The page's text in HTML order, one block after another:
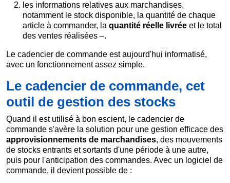
les informations relatives aux marchandises,
notamment le stock disponible, la quantité de chaque
article à commander, la quantité réelle livrée et le total
des ventes réalisées –.
Le cadencier de commande est aujourd'hui informatisé,
avec un fonctionnement assez simple.
Le cadencier de commande, cet
outil de gestion des stocks
Quand il est utilisé à bon escient, le cadencier de
commande s'avère la solution pour une gestion efficace des
approvisionnements de marchandises, des mouvements
de stocks entrants et sortants d'une période à une autre,
puis pour l'anticipation des commandes. Avec un logiciel de
commande, il devient possible de :